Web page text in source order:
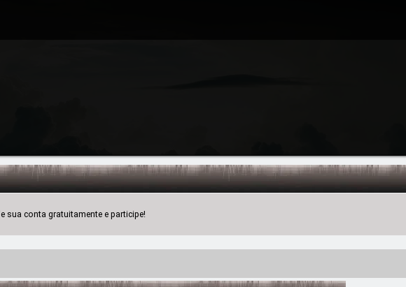
conta gratuitamente e participe!